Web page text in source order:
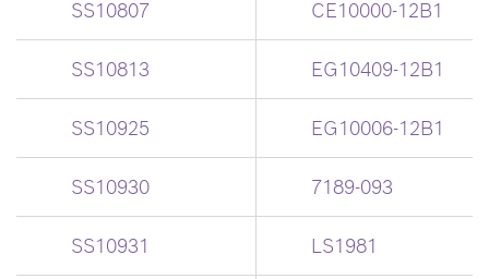
SS10807 CE10000-12B1
SS10813 EG10409-12B1
SS10925 EG10006-12B1
SS10930 7189-093
SS10931 LS1981